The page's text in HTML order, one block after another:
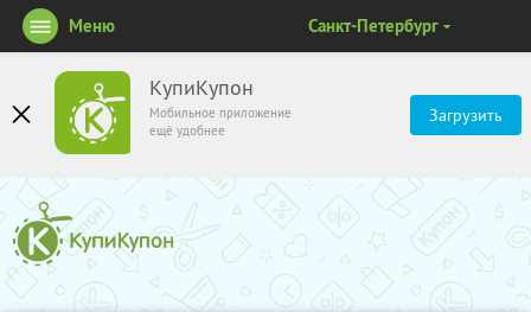
КупиКупон
Мобильное приложение
ещё удобнее
Загрузить
Меню Санкт-Петербург